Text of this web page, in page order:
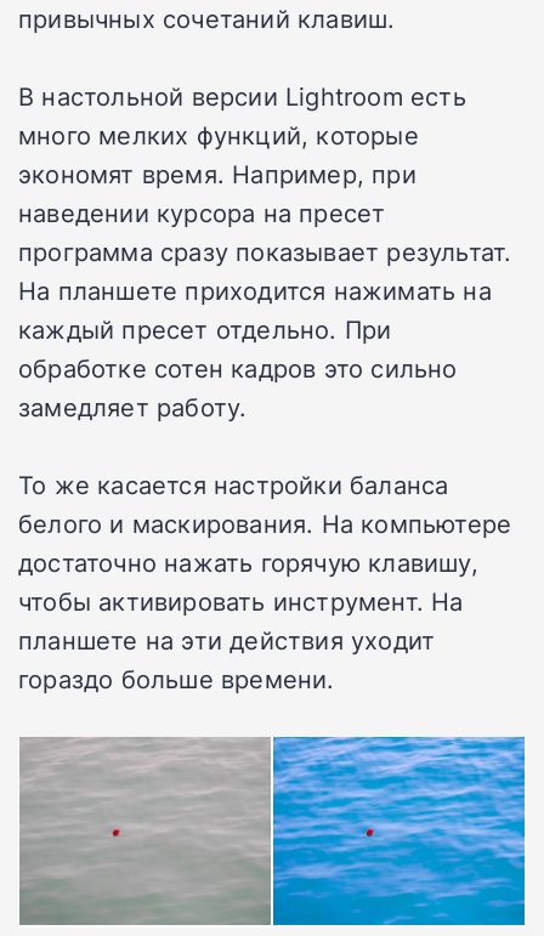
привычных сочетаний клавиш.
В настольной версии Lightroom есть
много мелких функций, которые
экономят время. Например, при
наведении курсора на пресет
программа сразу показывает результат.
На планшете приходится нажимать на
каждый пресет отдельно. При
обработке сотен кадров это сильно
замедляет работу.
То же касается настройки баланса
белого и маскирования. На компьютере
достаточно нажать горячую клавишу,
чтобы активировать инструмент. На
планшете на эти действия уходит
гораздо больше времени.